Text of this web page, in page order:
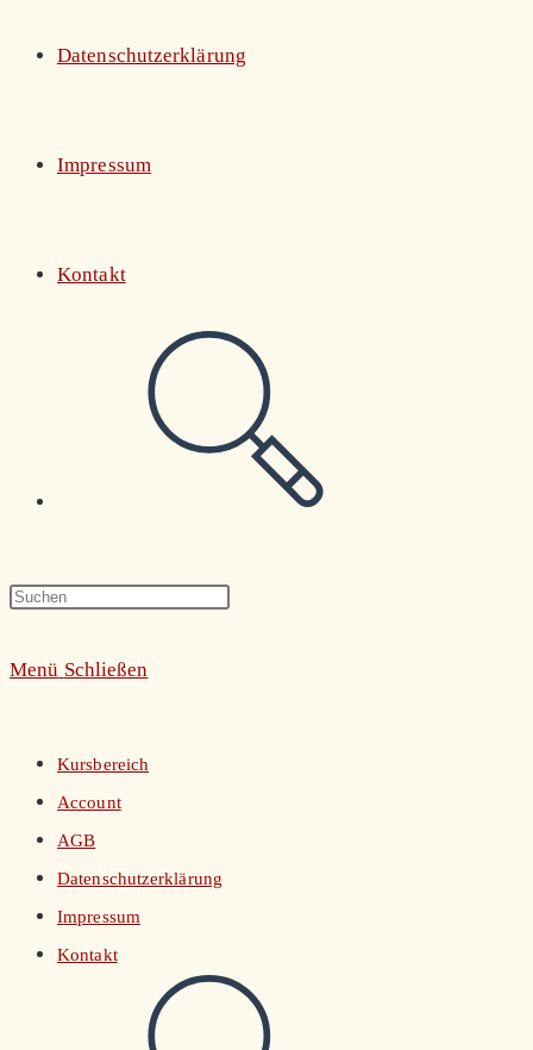
Datenschutzerklärung
Impressum
Kontakt
umschalten
Press
Menü Schließen
Kursbereich
Account
AGB
Datenschutzerklärung
Impressum
Kontakt